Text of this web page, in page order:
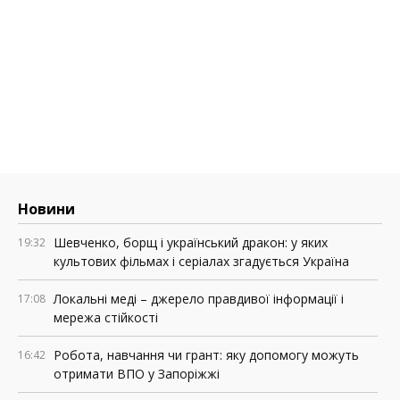
Новини
19:32 Шевченко, борщ і український дракон: у яких
культових фільмах і серіалах згадується Україна
17:08 Локальні меді – джерело правдивої інформації і
мережа стійкості
16:42 Робота, навчання чи грант: яку допомогу можуть
отримати ВПО у Запоріжжі